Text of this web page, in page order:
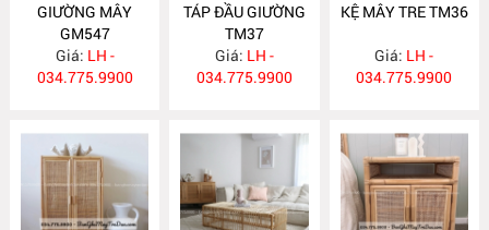
GIƯỜNG MÂY
GM547
Giá: LH -
034.775.9900
TÁP ĐẦU GIƯỜNG
TM37
Giá: LH -
034.775.9900
KỆ MÂY TRE TM36
Giá: LH -
034.775.9900